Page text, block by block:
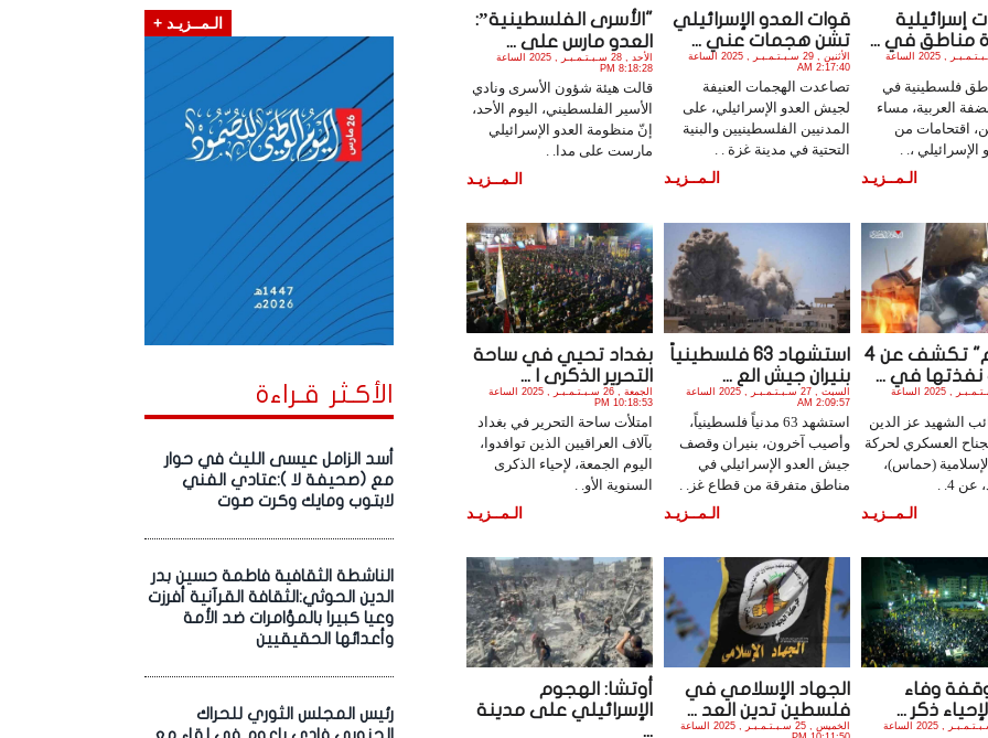
الـمــزيـد +
الأكـثر قـراءة
أسد الزامل عيسى الليث في حوار
مع (صحيفة لا ):عتادي الفني
لابتوب ومايك وكرت صوت
الناشطة الثقافية فاطمة حسين بدر
الدين الحوثي:الثقافة القرآنية أفرزت
وعيا كبيرا بالمؤامرات ضد الأمة
وأعدائها الحقيقيين
رئيس المجلس الثوري للحراك
إسرائيلية
مناطق في ...
الأثنين , 29 سـبـتـمـبـر , 2025 الساعة
فلسطينية في
العربية، مساء
اقتحامات من
،. .
الـمــزيـد
قوات العدو الإسرائيلي
تشن هجمات عني ...
الأثنين , 29 سـبـتـمـبـر , 2025 الساعة
2:17:40 AM
تصاعدت الهجمات العنيفة
لجيش العدو الإسرائيلي، على
المدنيين الفلسطينيين والبنية
التحتية في مدينة غزة . .
الـمــزيـد
"الأسرى الفلسطينية”:
العدو مارس على ...
الأحد , 28 سـبـتـمـبـر , 2025 الساعة
8:18:28 PM
قالت هيئة شؤون الأسرى ونادي
الأسير الفلسطيني، اليوم الأحد،
إنّ منظومة العدو الإسرائيلي
مارست على مدا. .
الـمــزيـد
"القسام" تكشف عن 4
نفذتها في ...
الأحد , 28 سـبـتـمـبـر , 2025 الساعة
الشهيد عز الدين
العسكري لحركة
(حماس)،
عن 4. .
الـمــزيـد
استشهاد 63 فلسطينياً
بنيران جيش الع ...
السبت , 27 سـبـتـمـبـر , 2025 الساعة
2:09:57 AM
استشهد 63 مدنياً فلسطينياً،
وأصيب آخرون، بنيران وقصف
جيش العدو الإسرائيلي في
مناطق متفرقة من قطاع غز. .
الـمــزيـد
بغداد تحيي في ساحة
التحرير الذكرى ا ...
الجمعة , 26 سـبـتـمـبـر , 2025 الساعة
10:18:53 PM
امتلأت ساحة التحرير في بغداد
بآلاف العراقيين الذين توافدوا،
اليوم الجمعة، لإحياء الذكرى
السنوية الأو. .
الـمــزيـد
وفاء
ذكر ...
الجمعة , 26 سـبـتـمـبـر , 2025 الساعة
الجهاد الإسلامي في
فلسطين تدين العد ...
الخميس , 25 سـبـتـمـبـر , 2025 الساعة
أوتشا: الهجوم
الإسرائيلي على مدينة
...